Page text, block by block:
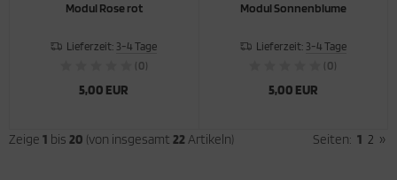
Modul Rose rot
Lieferzeit: 3-4 Tage
(0)
5,00 EUR
Modul Sonnenblume
Lieferzeit: 3-4 Tage
(0)
5,00 EUR
Zeige 1 bis 20 (von insgesamt 22 Artikeln) Seiten: 1 2 »